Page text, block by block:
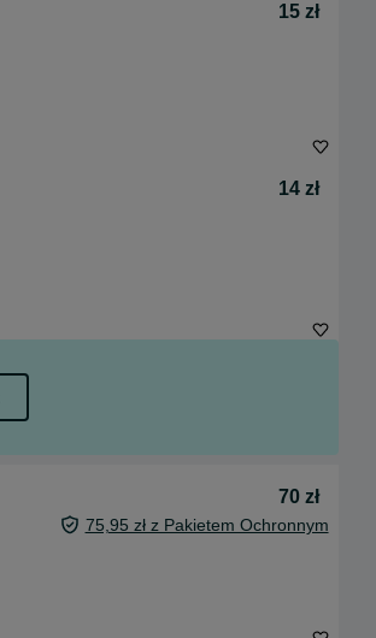
15 zł
14 zł
70 zł
75,95 zł z Pakietem Ochronnym